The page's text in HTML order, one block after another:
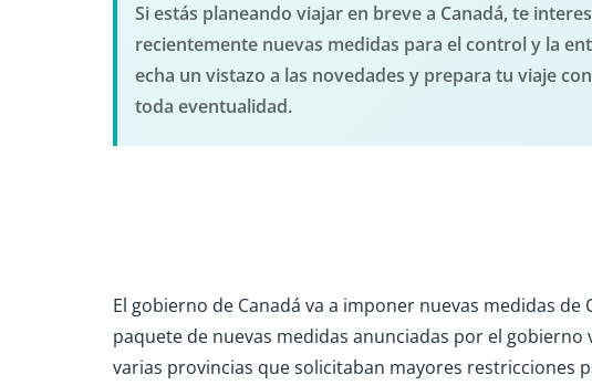
Si estás planeando viajar en breve a Canadá, te
recientemente nuevas medidas para el control y la
echa un vistazo a las novedades y prepara tu viaje
toda eventualidad.
El gobierno de Canadá va a imponer nuevas medidas de
paquete de nuevas medidas anunciadas por el
varias provincias que solicitaban mayores restricciones